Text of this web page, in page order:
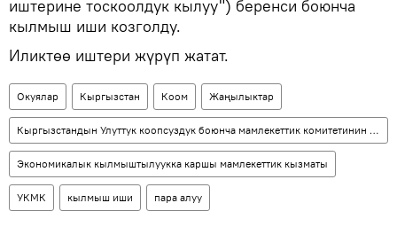
иштерине тоскоолдук кылуу") беренси боюнча
кылмыш иши козголду.
Иликтөө иштери жүрүп жатат.
Окуялар Кыргызстан Коом Жаңылыктар
Кыргызстандын Улуттук коопсуздук боюнча мамлекеттик комитетинин коррупцияга каршы кызматы
Экономикалык кылмыштылуукка каршы мамлекеттик кызматы
УКМК кылмыш иши пара алуу